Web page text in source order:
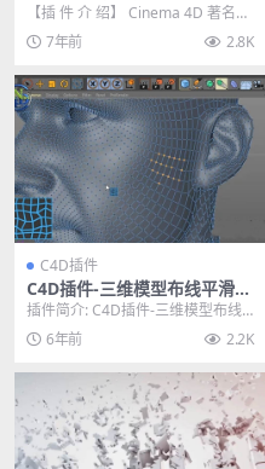
拟插件 Jawset TurbulenceF
D C4D v1.0 Build 1437
【插 件 介 绍】 Cinema 4D 著名流
体模拟插件TurbulenceFD...
7年前 2.8K
C4D插件
C4D插件-三维模型布线平滑缓
和插件 Nitro4D NitroRelax
v1.05 Win/Mac
插件简介: C4D插件-三维模型布线
平滑缓和插件 Nitro4D NitroRe...
6年前 2.2K